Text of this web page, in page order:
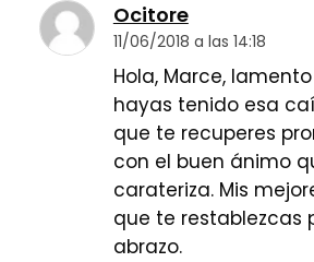
Ocitore
11/06/2018 a las 14:18
Hola, Marce,
hayas tenido esa
que te recuperes
con el buen ánimo
carateriza. Mis
que te restablezcas
abrazo.